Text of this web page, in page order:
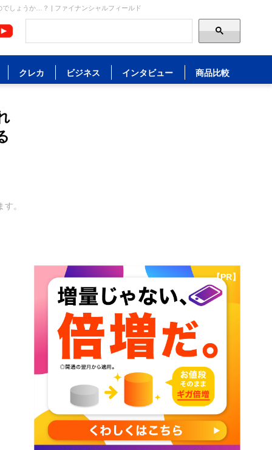
でしょうか…？ | ファイナンシャルフィールド
クレカ ビジネス インタビュー 商品比較
。
【PR】